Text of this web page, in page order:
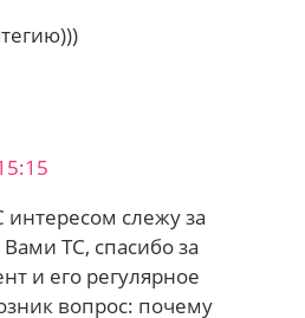
интересом слежу за
ТС, спасибо за
и его регулярное
вопрос: почему